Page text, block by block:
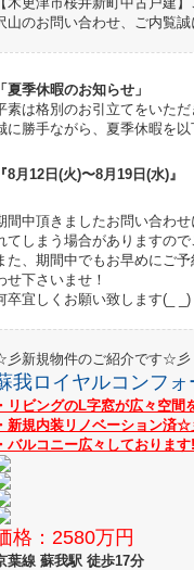
山のお問い合わせ、ご内覧誠
「夏季休暇のお知らせ」
素は格別のお引立てをいただ
に勝手ながら、夏季休暇を以
『8月12日(火)〜8月19日(水)』
間中頂きましたお問い合わ
てしまう場合がありますので
た、期間中でもお早めにご
せ下さいませ！
卒宜しくお願い致します(_ _)
彡新規物件のご紹介です☆彡
我ロイヤルコンフォ
・リビングのL字窓が広々空
・新規内装リノベーション済☆
・バルコニー広々しております
格：2580万円
葉線 蘇我駅 徒歩17分